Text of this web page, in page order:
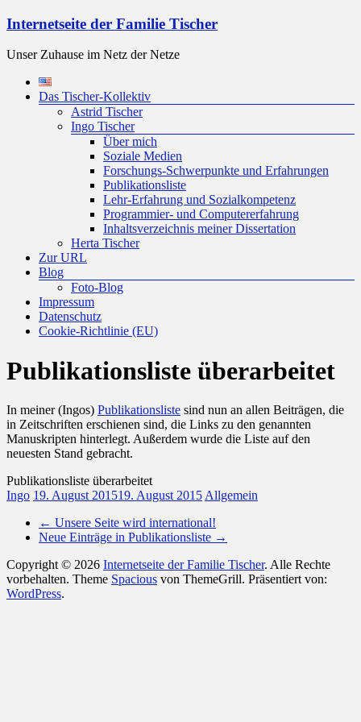
Zum
springen
Internetseite der Familie Tischer
Unser Zuhause im Netz der Netze
Menü
Das Tischer-Kollektiv
Astrid Tischer
Ingo Tischer
Über mich
Soziale Medien
Forschungs-Schwerpunkte und Erfahrungen
Publikationsliste
Lehr-Erfahrung und Sozialkompetenz
Programmier- und Computererfahrung
Inhaltsverzeichnis meiner Dissertation
Herta Tischer
Zur URL
Blog
Foto-Blog
Impressum
Datenschutz
Cookie-Richtlinie (EU)
Publikationsliste überarbeitet
In meiner (Ingos) Publikationsliste sind nun an allen Beiträgen, die
in Zeitschriften erschienen sind, die Links zu den genannten
Manuskripten hinterlegt. Außerdem wurde die Liste auf den
neuesten Stand gebracht.
Publikationsliste überarbeitet
Ingo 19. August 201519. August 2015 Allgemein
← Unsere Seite wird international!
Neue Einträge in Publikationsliste →
Copyright © 2026 Internetseite der Familie Tischer. Alle Rechte
vorbehalten. Theme Spacious von ThemeGrill. Präsentiert von:
WordPress.